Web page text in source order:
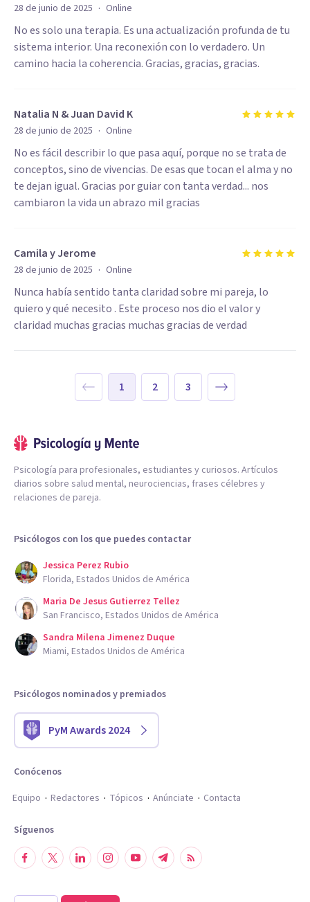
28 de junio de 2025 · Online
No es solo una terapia. Es una actualización profunda de tu
sistema interior. Una reconexión con lo verdadero. Un
camino hacia la coherencia. Gracias, gracias, gracias.
Natalia N & Juan David K
28 de junio de 2025 · Online
No es fácil describir lo que pasa aquí, porque no se trata de
conceptos, sino de vivencias. De esas que tocan el alma y no
te dejan igual. Gracias por guiar con tanta verdad... nos
cambiaron la vida un abrazo mil gracias
Camila y Jerome
28 de junio de 2025 · Online
Nunca había sentido tanta claridad sobre mi pareja, lo
quiero y qué necesito . Este proceso nos dio el valor y
claridad muchas gracias muchas gracias de verdad
1 2 3
Psicología para profesionales, estudiantes y curiosos. Artículos
diarios sobre salud mental, neurociencias, frases célebres y
relaciones de pareja.
Psicólogos con los que puedes contactar
Jessica Perez Rubio
Florida, Estados Unidos de América
Maria De Jesus Gutierrez Tellez
San Francisco, Estados Unidos de América
Sandra Milena Jimenez Duque
Miami, Estados Unidos de América
Psicólogos nominados y premiados
PyM Awards 2024
Conócenos
Equipo
Redactores Tópicos Anúnciate Contacta
Síguenos